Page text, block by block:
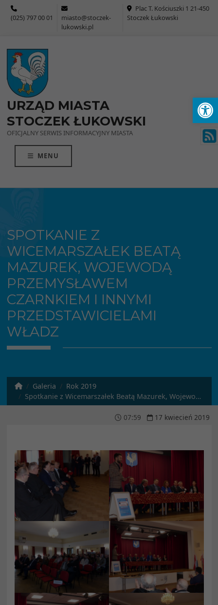
(025) 797 00 01
miasto@stoczek-
lukowski.pl
Plac T. Kościuszki 1 21-450
Stoczek Łukowski
URZĄD MIASTA
STOCZEK ŁUKOWSKI
OFICJALNY SERWIS INFORMACYJNY MIASTA
MENU
SPOTKANIE Z
WICEMARSZAŁEK BEATĄ
MAZUREK, WOJEWODĄ
PRZEMYSŁAWEM
CZARNKIEM I INNYMI
PRZEDSTAWICIELAMI
WŁADZ
Galeria
Rok 2019
Spotkanie z Wicemarszałek Beatą Mazurek, Wojewodą Przemysławem Czarnkiem i innymi przedstawicielami władz
07:59 17 kwiecień 2019